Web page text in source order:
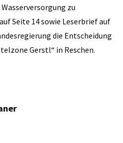
zu
Seite 14 sowie Leserbrief auf
die Entscheidung
Gerstl“ in Reschen.